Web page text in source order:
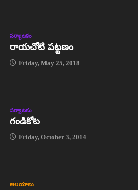
పర్యాటకం
రాయచోటి పట్టణం
Friday, May 25, 2018
పర్యాటకం
గండికోట
Friday, October 3, 2014
ఆలయాలు